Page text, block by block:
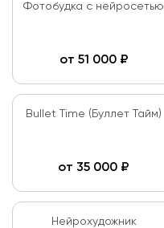
Фотобудка с нейросетью
от 51 000₽
Bullet Time (Буллет Тайм)
от 35 000 ₽
Нейрохудожник